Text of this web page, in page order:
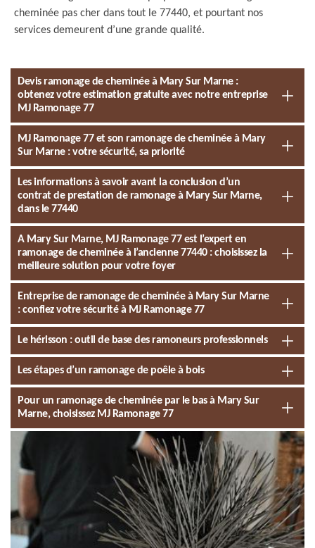
cheminée pas cher dans tout le 77440, et pourtant nos
services demeurent d’une grande qualité.
Devis ramonage de cheminée à Mary Sur Marne :
obtenez votre estimation gratuite avec notre entreprise
MJ Ramonage 77
MJ Ramonage 77 et son ramonage de cheminée à Mary
Sur Marne : votre sécurité, sa priorité
Les informations à savoir avant la conclusion d’un
contrat de prestation de ramonage à Mary Sur Marne,
dans le 77440
A Mary Sur Marne, MJ Ramonage 77 est l’expert en
ramonage de cheminée à l’ancienne 77440 : choisissez la
meilleure solution pour votre foyer
Entreprise de ramonage de cheminée à Mary Sur Marne
: confiez votre sécurité à MJ Ramonage 77
Le hérisson : outil de base des ramoneurs professionnels
Les étapes d’un ramonage de poêle à bois
Pour un ramonage de cheminée par le bas à Mary Sur
Marne, choisissez MJ Ramonage 77